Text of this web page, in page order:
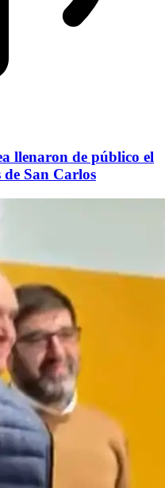
llenaron de público el
San Carlos